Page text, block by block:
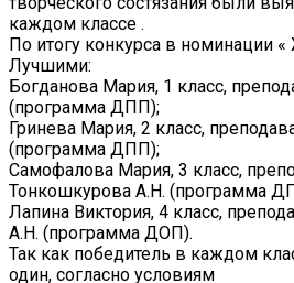
каждом классе .
По итогу конкурса в номинации
Лучшими:
Богданова Мария, 1 класс,
(программа ДПП);
Гринева Мария, 2 класс,
(программа ДПП);
Самофалова Мария, 3 класс,
Тонкошкурова А.Н. (программа
Лапина Виктория, 4 класс,
А.Н. (программа ДОП).
Так как победитель в каждом
один, согласно условиям